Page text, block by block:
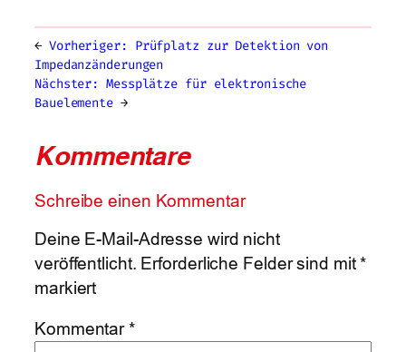
← Vorheriger: Prüfplatz zur Detektion von
Impedanzänderungen
Nächster: Messplätze für elektronische
Bauelemente →
Kommentare
Schreibe einen Kommentar
Deine E-Mail-Adresse wird nicht
veröffentlicht. Erforderliche Felder sind mit*
markiert
Kommentar*